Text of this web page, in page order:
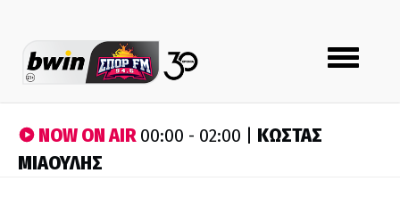
Toggle
navigation
NOW ON AIR00:00 - 02:00 | ΚΩΣΤΑΣ
ΜΙΑΟΥΛΗΣ